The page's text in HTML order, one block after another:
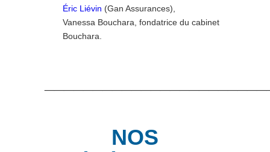
Éric Liévin (Gan Assurances),
Vanessa Bouchara, fondatrice du cabinet
Bouchara.
NOS